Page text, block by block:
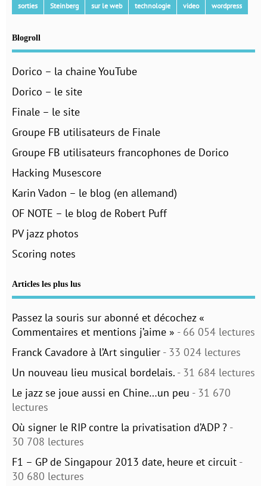
sorties
Steinberg sur le web technologie video wordpress
Blogroll
Dorico – la chaine YouTube
Dorico – le site
Finale – le site
Groupe FB utilisateurs de Finale
Groupe FB utilisateurs francophones de Dorico
Hacking Musescore
Karin Vadon – le blog (en allemand)
OF NOTE – le blog de Robert Puff
PV jazz photos
Scoring notes
Articles les plus lus
Passez la souris sur abonné et décochez «
Commentaires et mentions j’aime » - 66 054 lectures
Franck Cavadore à l’Art singulier - 33 024 lectures
Un nouveau lieu musical bordelais. - 31 684 lectures
Le jazz se joue aussi en Chine…un peu - 31 670
lectures
Où signer le RIP contre la privatisation d’ADP ? -
30 708 lectures
F1 – GP de Singapour 2013 date, heure et circuit -
30 680 lectures